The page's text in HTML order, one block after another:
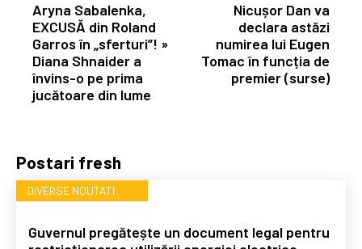
Postari fresh
DIVERSE NOUTATI
Guvernul pregătește un document legal pentru
Aryna Sabalenka,
EXCUSĂ din Roland
Garros în „sferturi”! »
Diana Shnaider a
învins-o pe prima
jucătoare din lume
Nicușor Dan va
declara astăzi
numirea lui Eugen
Tomac în funcția de
premier (surse)